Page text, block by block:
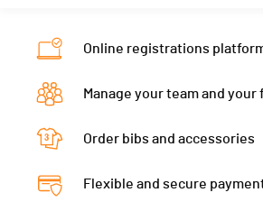
Online registrations
Manage your team and your
Order bibs and accessories
Flexible and secure